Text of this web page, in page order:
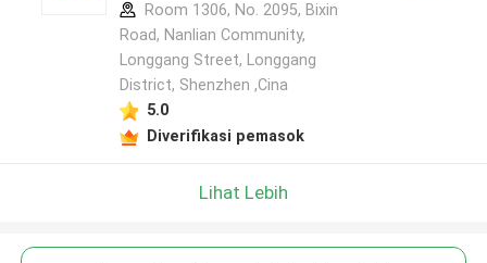
Room 1306, No. 2095, Bixin
Road, Nanlian Community,
Longgang Street, Longgang
District, Shenzhen ,Cina
5.0
Diverifikasi pemasok
Lihat Lebih